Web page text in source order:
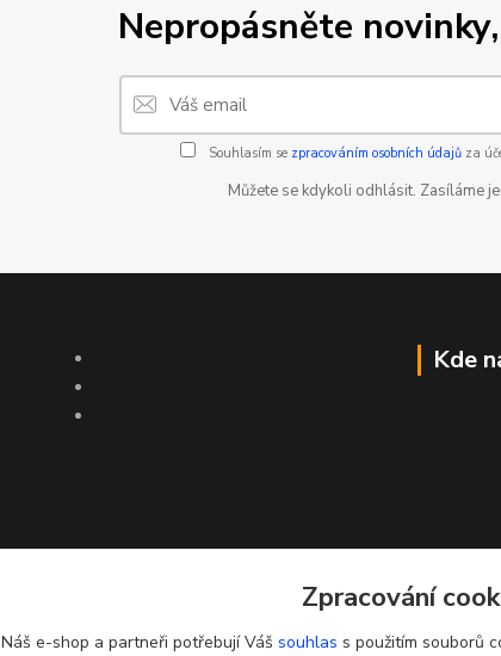
Nepropásněte
Souhlasím se zpracováním osobních údajůza
Můžete se kdykoli odhlásit. Zasíláme
Kde
Zpracování
Náš e-shop a partneři potřebují Váš souhlas s použitím souborů